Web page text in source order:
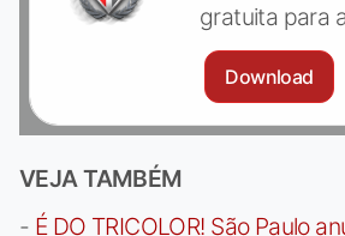
gratuita para
Download
VEJA TAMBÉM
- É DO TRICOLOR! São Paulo